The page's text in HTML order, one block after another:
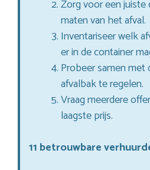
Zorg voor een juiste
maten van het afval.
Inventariseer welk
er in de container
Probeer samen met
afvalbak te regelen.
Vraag meerdere
laagste prijs.
11 betrouwbare